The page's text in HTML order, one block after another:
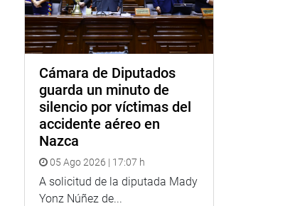
Cámara de Diputados
guarda un minuto de
silencio por víctimas del
accidente aéreo en
Nazca
05 Ago 2026 | 17:07 h
A solicitud de la diputada Mady
Yonz Núñez de...